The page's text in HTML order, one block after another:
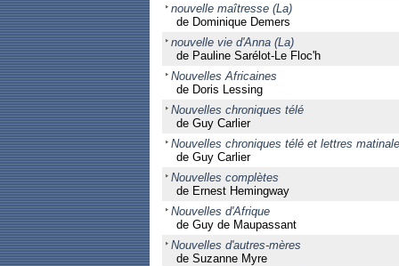
nouvelle maîtresse (La)
de Dominique Demers
nouvelle vie d'Anna (La)
de Pauline Sarélot-Le Floc'h
Nouvelles Africaines
de Doris Lessing
Nouvelles chroniques télé
de Guy Carlier
Nouvelles chroniques télé et lettres
de Guy Carlier
Nouvelles complètes
de Ernest Hemingway
Nouvelles d'Afrique
de Guy de Maupassant
Nouvelles d'autres-mères
de Suzanne Myre